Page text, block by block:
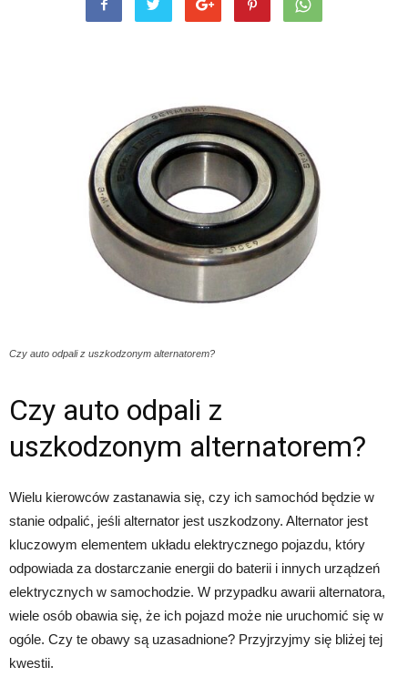
Czy auto odpali z uszkodzonym alternatorem?
Czy auto odpali z
uszkodzonym alternatorem?
Wielu kierowców zastanawia się, czy ich samochód będzie w
stanie odpalić, jeśli alternator jest uszkodzony. Alternator jest
kluczowym elementem układu elektrycznego pojazdu, który
odpowiada za dostarczanie energii do baterii i innych urządzeń
elektrycznych w samochodzie. W przypadku awarii alternatora,
wiele osób obawia się, że ich pojazd może nie uruchomić się w
ogóle. Czy te obawy są uzasadnione? Przyjrzyjmy się bliżej tej
kwestii.